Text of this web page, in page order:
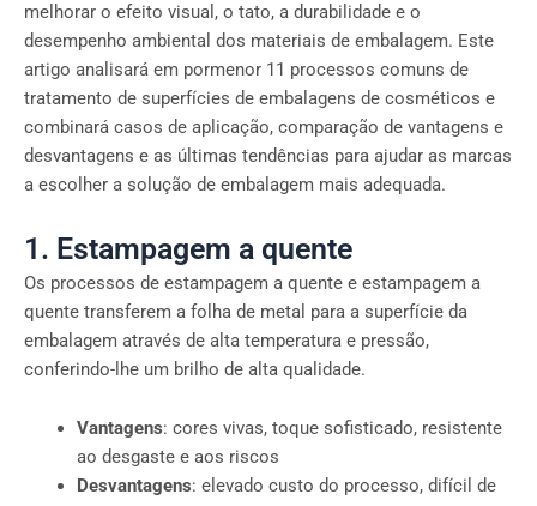
melhorar o efeito visual, o tato, a durabilidade e o
desempenho ambiental dos materiais de embalagem. Este
artigo analisará em pormenor 11 processos comuns de
tratamento de superfícies de embalagens de cosméticos e
combinará casos de aplicação, comparação de vantagens e
desvantagens e as últimas tendências para ajudar as marcas
a escolher a solução de embalagem mais adequada.
1. Estampagem a quente
Os processos de estampagem a quente e estampagem a
quente transferem a folha de metal para a superfície da
embalagem através de alta temperatura e pressão,
conferindo-lhe um brilho de alta qualidade.
Vantagens: cores vivas, toque sofisticado, resistente
ao desgaste e aos riscos
Desvantagens: elevado custo do processo, difícil de